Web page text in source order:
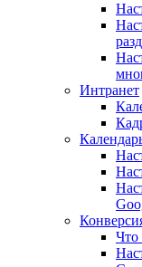
Интранет
Что